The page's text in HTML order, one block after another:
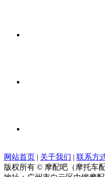
网站首页 | 关于我们 | 联系方
版权所有 © 摩配吧（摩托车